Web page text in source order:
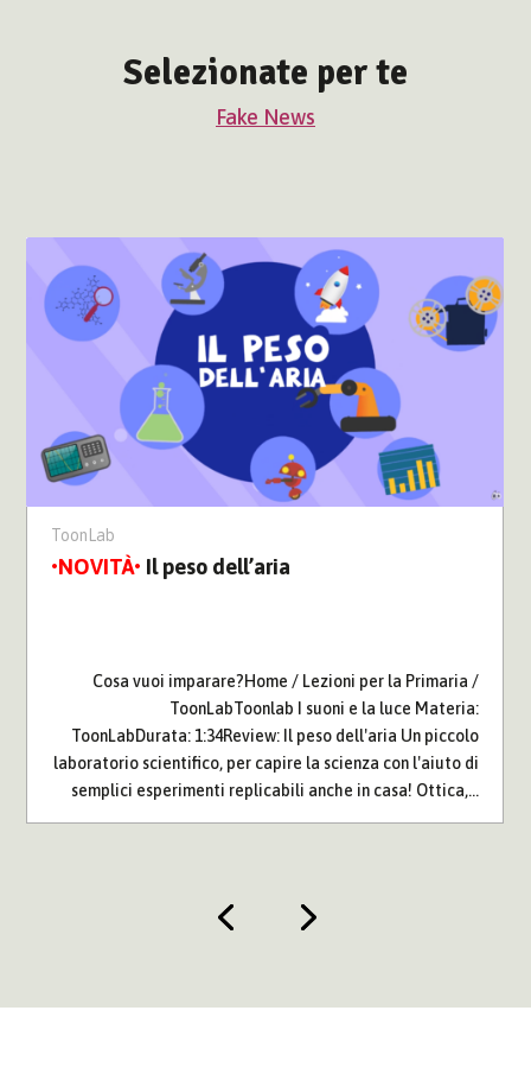
Selezionate per te
Fake News
Il peso dell’aria
ToonLab
Cosa vuoi imparare?Home / Lezioni per la Primaria /
ToonLabToonlab I suoni e la luce Materia:
ToonLabDurata: 1:34Review: Il peso dell'aria Un piccolo
laboratorio scientifico, per capire la scienza con l'aiuto di
semplici esperimenti replicabili anche in casa! Ottica,...